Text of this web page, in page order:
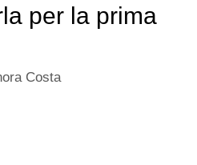
per la prima
Costa